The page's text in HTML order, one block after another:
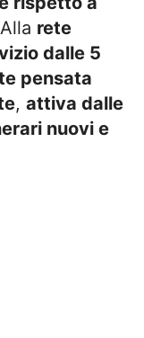
rete
dalle 5
pensata
, attiva dalle
nuovi e